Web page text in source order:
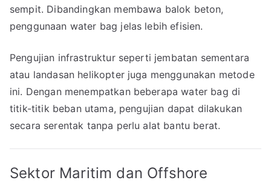
sempit. Dibandingkan membawa balok beton,
penggunaan water bag jelas lebih efisien.
Pengujian infrastruktur seperti jembatan sementara
atau landasan helikopter juga menggunakan metode
ini. Dengan menempatkan beberapa water bag di
titik-titik beban utama, pengujian dapat dilakukan
secara serentak tanpa perlu alat bantu berat.
Sektor Maritim dan Offshore